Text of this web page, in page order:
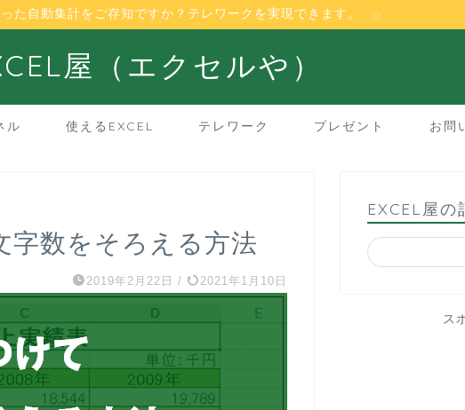
た自動集計をご存知ですか？テレワークを実現できます。
屋（エクセルや）
ル 使えるEXCEL テレワーク プレゼント お問
字数をそろえる方法
2019年2月22日 / 2021年1月10日
EXCEL屋の
ス